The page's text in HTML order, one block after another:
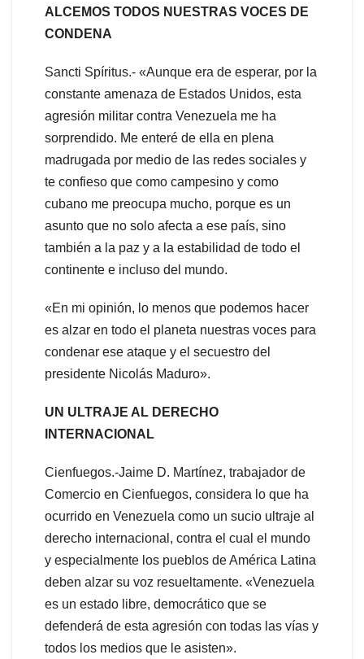
ALCEMOS TODOS NUESTRAS VOCES DE
CONDENA
Sancti Spíritus.- «Aunque era de esperar, por la
constante amenaza de Estados Unidos, esta
agresión militar contra Venezuela me ha
sorprendido. Me enteré de ella en plena
madrugada por medio de las redes sociales y
te confieso que como campesino y como
cubano me preocupa mucho, porque es un
asunto que no solo afecta a ese país, sino
también a la paz y a la estabilidad de todo el
continente e incluso del mundo.
«En mi opinión, lo menos que podemos hacer
es alzar en todo el planeta nuestras voces para
condenar ese ataque y el secuestro del
presidente Nicolás Maduro».
UN ULTRAJE AL DERECHO
INTERNACIONAL
Cienfuegos.-Jaime D. Martínez, trabajador de
Comercio en Cienfuegos, considera lo que ha
ocurrido en Venezuela como un sucio ultraje al
derecho internacional, contra el cual el mundo
y especialmente los pueblos de América Latina
deben alzar su voz resueltamente. «Venezuela
es un estado libre, democrático que se
defenderá de esta agresión con todas las vías y
todos los medios que le asisten».